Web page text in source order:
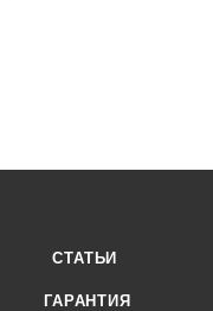
СТАТЬИ
ГАРАНТИЯ